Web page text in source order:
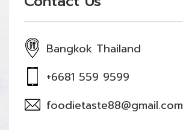
Bangkok Thailand
+6681 559 9599
foodietaste88@gmail.com